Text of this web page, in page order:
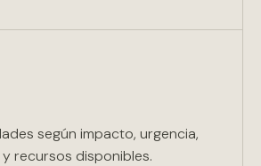
según impacto, urgencia,
recursos disponibles.